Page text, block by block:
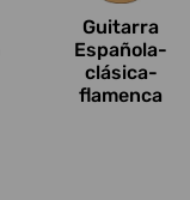
Guitarra
Española-
clásica-
flamenca